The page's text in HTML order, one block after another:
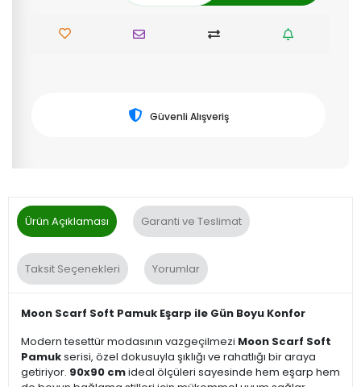
Güvenli Alışveriş
Ürün Açıklaması Garanti ve Teslimat
Taksit Seçenekleri Yorumlar
Moon Scarf Soft Pamuk Eşarp ile Gün Boyu Konfor
Modern tesettür modasının vazgeçilmezi Moon Scarf Soft
Pamukserisi, özel dokusuyla şıklığı ve rahatlığı bir araya
getiriyor. 90x90 cmideal ölçüleri sayesinde hem eşarp hem